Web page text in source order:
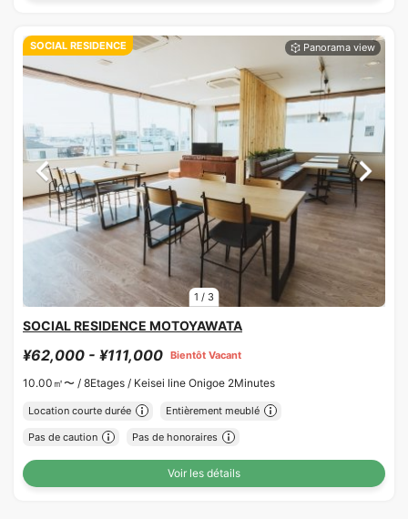
1 / 3
SOCIAL RESIDENCE
SOCIAL RESIDENCE MOTOYAWATA
¥62,000 - ¥111,000 Bientôt Vacant
10.00㎡〜 / 8Etages / Keisei line Onigoe 2Minutes
Location courte durée Entièrement meublé
Pas de caution Pas de honoraires
Voir les détails